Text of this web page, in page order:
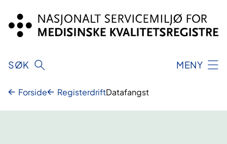
innhold
SØK MENY
Forside RegisterdriftDatafangst